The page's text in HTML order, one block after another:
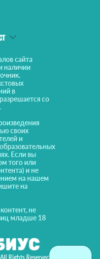
Rights Reserved!
сайта
наличии
в
со
.
своих
и
Если вы
того или
и не
на нашем
на
не
младше 18